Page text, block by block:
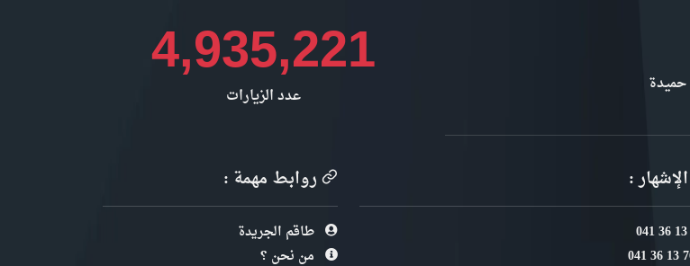
4,935,221
عدد الزيارات
: روابط مهمة :
طاقم الجريدة
من نحن ؟